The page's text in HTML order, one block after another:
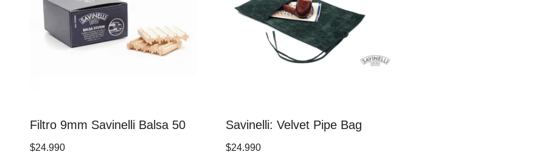
Filtro 9mm Savinelli Balsa 50
$24.990
Savinelli: Velvet Pipe Bag
$24.990